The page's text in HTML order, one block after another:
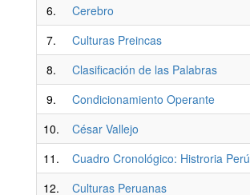
6.
Cerebro
7.
Culturas Preincas
8.
Clasificación de las Palabras
9.
Condicionamiento Operante
10.
César Vallejo
11.
Cuadro Cronológico: Histroria Perú
12.
Culturas Peruanas